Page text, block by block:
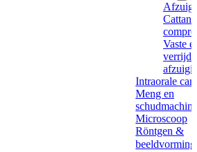
Cattani
Vaste
Intraorale
Meng en
Microscoop
Röntgen &
beeldvorming